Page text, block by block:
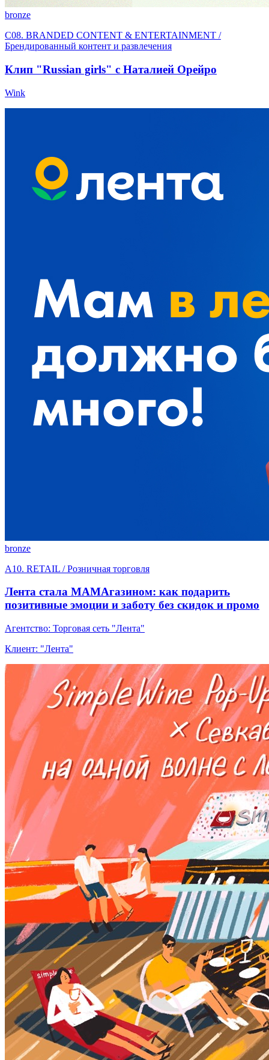
bronze
C08. BRANDED CONTENT & ENTERTAINMENT /
Брендированный контент и развлечения
Клип "Russian girls" с Наталией Орейро
Wink
bronze
A10. RETAIL / Розничная торговля
Лента стала МАМАгазином: как подарить
позитивные эмоции и заботу без скидок и промо
Агентство: Торговая сеть "Лента"
Клиент: "Лента"